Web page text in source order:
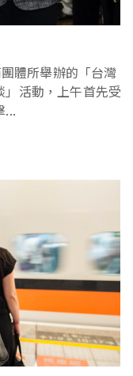
體所舉辦的「台灣
活動，上午首先受
...